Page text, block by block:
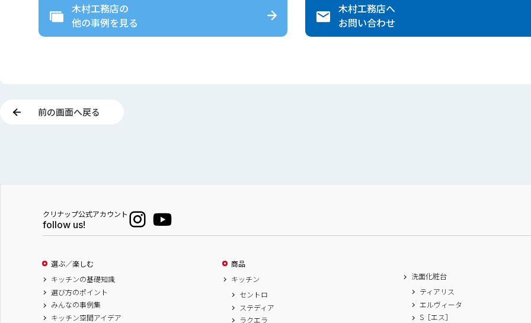
木村工務店の
他の事例を見る
木村工務店へ
お問い合わせ
前の画面へ戻る
クリナップ公式アカウント
follow us!
選ぶ／楽しむ
キッチンの基礎知識
選び方のポイント
みんなの事例集
キッチン空間アイデア
商品
キッチン
セントロ
ステディア
ラクエラ
洗面化粧台
ティアリス
エルヴィータ
S［エス］